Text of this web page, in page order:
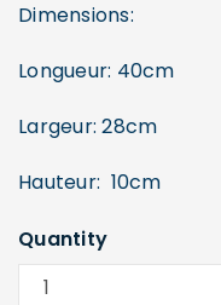
Dimensions:
Longueur: 40cm
Largeur: 28cm
Hauteur: 10cm
Quantity